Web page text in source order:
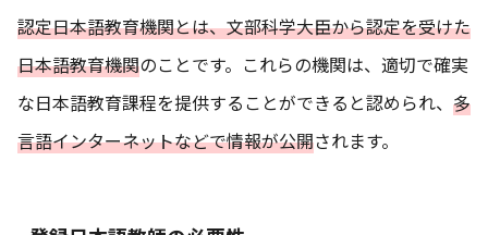
認定日本語教育機関とは、文部科学大臣から認定を受けた
日本語教育機関のことです。これらの機関は、適切で確実
な日本語教育課程を提供することができると認められ、 多
言語インターネットなどで情報が公開されます。